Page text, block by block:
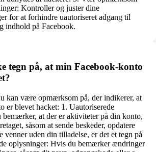
Kontroller og juster dine
for at forhindre uautoriseret adgang til
indhold på Facebook.
tegn på, at min Facebook-konto
kan være opmærksom på, der indikerer, at
er blevet hacket: 1. Uautoriserede
at der er aktiviteter på din konto,
såsom at sende beskeder, opdatere
venner uden din tilladelse, er det et tegn på
oplysninger: Hvis du bemærker ændringer